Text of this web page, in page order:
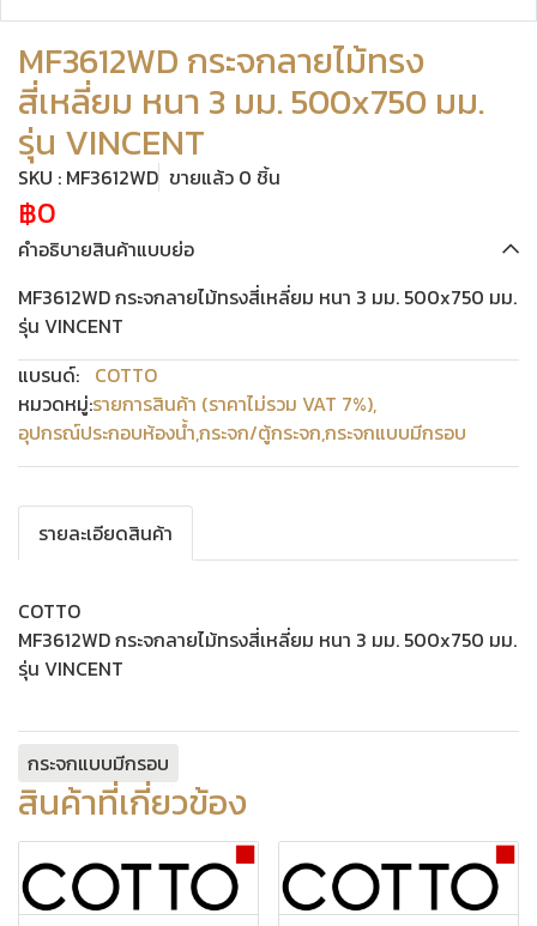
MF3612WD กระจกลายไม้ทรง
สี่เหลี่ยม หนา 3 มม. 500x750 มม.
รุ่น VINCENT
SKU : MF3612WD ขายแล้ว 0 ชิ้น
฿0
คำอธิบายสินค้าแบบย่อ
MF3612WD กระจกลายไม้ทรงสี่เหลี่ยม หนา 3 มม. 500x750 มม.
รุ่น VINCENT
แบรนด์: COTTO
หมวดหมู่:รายการสินค้า (ราคาไม่รวม VAT 7%),
อุปกรณ์ประกอบห้องน้ำ,กระจก/ตู้กระจก,กระจกแบบมีกรอบ
รายละเอียดสินค้า
COTTO
MF3612WD กระจกลายไม้ทรงสี่เหลี่ยม หนา 3 มม. 500x750 มม.
รุ่น VINCENT
กระจกแบบมีกรอบ
สินค้าที่เกี่ยวข้อง